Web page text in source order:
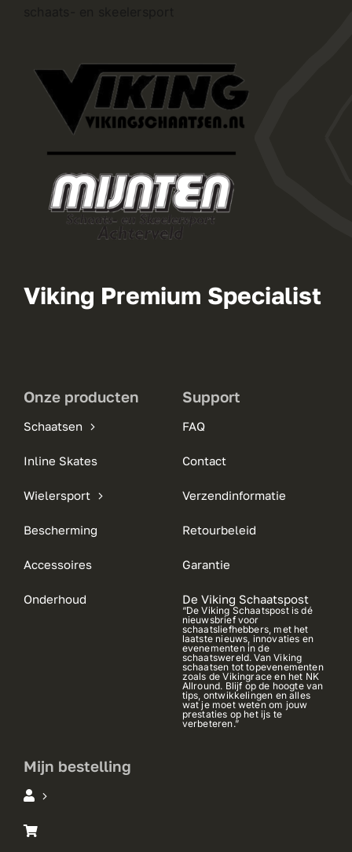
Viking Premium Specialist
Onze producten
Schaatsen
Inline Skates
Wielersport
Bescherming
Accessoires
Onderhoud
Support
FAQ
Contact
Verzendinformatie
Retourbeleid
Garantie
De Viking Schaatspost
“De Viking Schaatspost is dé
nieuwsbrief voor
schaatsliefhebbers, met het
laatste nieuws, innovaties en
evenementen in de
schaatswereld. Van Viking
schaatsen tot topevenementen
zoals de Vikingrace en het NK
Allround. Blijf op de hoogte van
tips, ontwikkelingen en alles
wat je moet weten om jouw
prestaties op het ijs te
verbeteren.”
Mijn bestelling